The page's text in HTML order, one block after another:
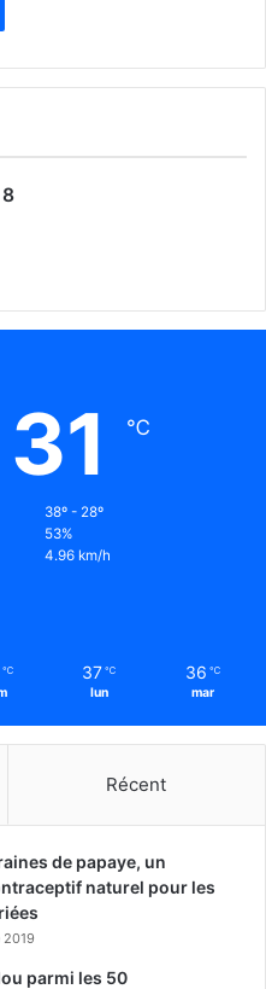
8
31 ℃
38º - 28º
53%
4.96 km/h
℃ 37 ℃
lun
36 ℃
mar
Récent
de papaye, un
naturel pour les
parmi les 50